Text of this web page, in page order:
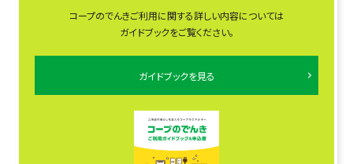
コープのでんきご利用に関する詳しい内容については
ガイドブックをご覧ください。
ガイドブックを見る